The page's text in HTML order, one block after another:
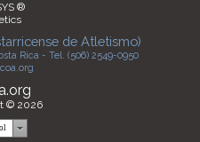
®
de Atletismo)
Rica - Tel. (506) 2549-0950
© 2026